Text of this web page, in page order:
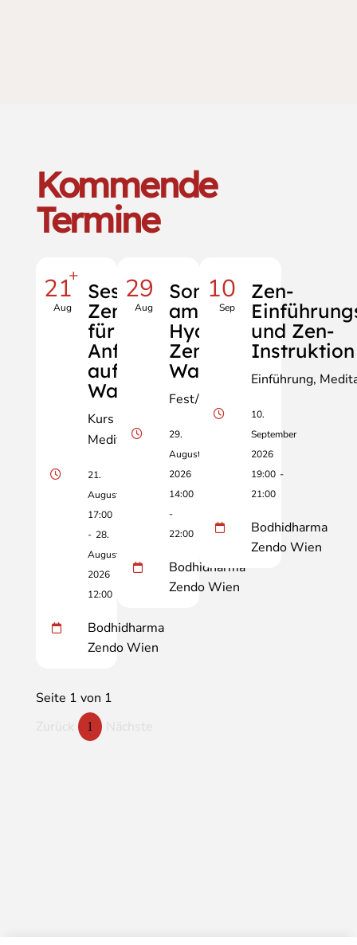
Kommende
Termine
21+
Aug
Sesshin light,
Zen-Retreat
für
AnfängerInnen
auf der Hohen
Wand
Kurs / Retreat
Meditation
21.
August
17:00
- 28.
August
2026
12:00
Bodhidharma
Zendo Wien
29
Aug
Sommerfest
am
Hyakujōgan
Zendo Hohe
Wand
Fest/Zeremonie
29.
August
2026
14:00
-
22:00
Bodhidharma
Zendo Wien
10
Sep
Zen-
und Zen-
Instruktion
Einführung
10.
September
2026
19:00 -
21:00
Bodhidharma
Zendo Wien
Seite 1 von 1
1